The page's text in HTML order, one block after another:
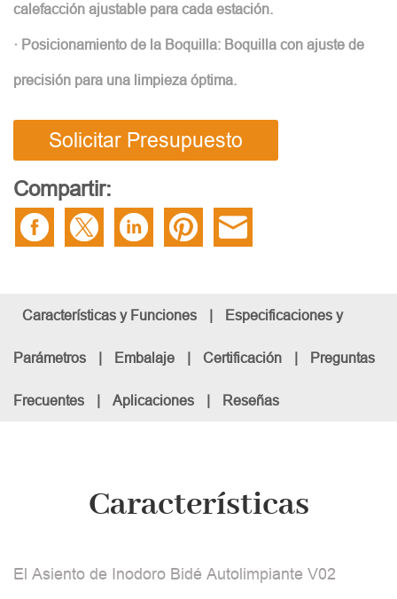
calefacción ajustable para cada estación.
· Posicionamiento de la Boquilla: Boquilla con ajuste de
precisión para una limpieza óptima.
Solicitar Presupuesto
Compartir:
Características y Funciones | Especificaciones y
Parámetros | Embalaje | Certificación | Preguntas
Frecuentes | Aplicaciones | Reseñas
Características
El Asiento de Inodoro Bidé Autolimpiante V02